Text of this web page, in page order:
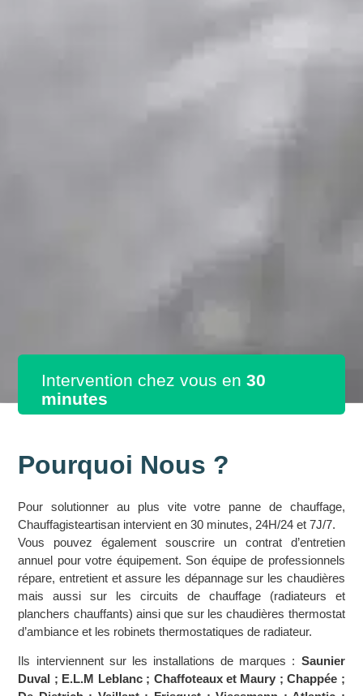
Intervention chez vous en 30
minutes
Pourquoi Nous ?
Pour solutionner au plus vite votre panne de chauffage,
Chauffagisteartisan intervient en 30 minutes, 24H/24 et 7J/7.
Vous pouvez également souscrire un contrat d’entretien
annuel pour votre équipement. Son équipe de professionnels
répare, entretient et assure les dépannage sur les chaudières
mais aussi sur les circuits de chauffage (radiateurs et
planchers chauffants) ainsi que sur les chaudières thermostat
d’ambiance et les robinets thermostatiques de radiateur.
Ils interviennent sur les installations de marques : Saunier
Duval ; E.L.M Leblanc ; Chaffoteaux et Maury ; Chappée ;